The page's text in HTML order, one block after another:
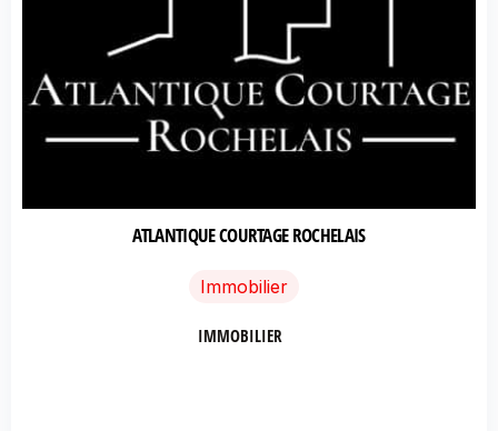
ATLANTIQUE COURTAGE ROCHELAIS
Immobilier
IMMOBILIER